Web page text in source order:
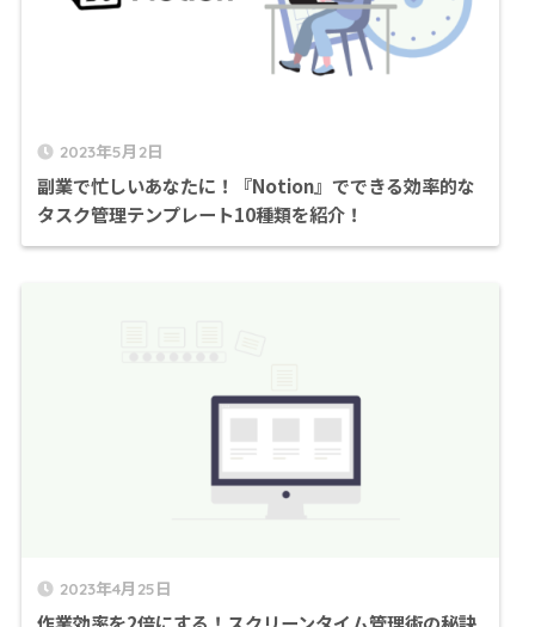
2023年5月2日
副業で忙しいあなたに！『Notion』でできる効率的な
タスク管理テンプレート10種類を紹介！
2023年4月25日